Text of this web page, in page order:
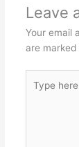
Leave
Your email
are marked
here..